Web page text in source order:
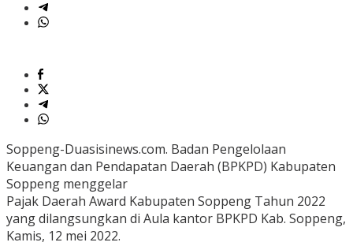
Soppeng-Duasisinews.com. Badan Pengelolaan
Keuangan dan Pendapatan Daerah (BPKPD) Kabupaten
Soppeng menggelar
Pajak Daerah Award Kabupaten Soppeng Tahun 2022
yang dilangsungkan di Aula kantor BPKPD Kab. Soppeng,
Kamis, 12 mei 2022.